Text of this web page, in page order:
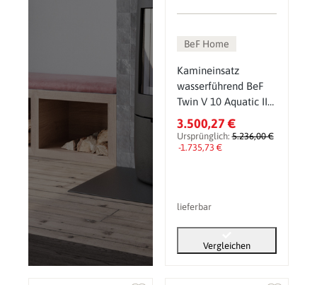
BeF Home
Kamineinsatz
wasserführend BeF
Twin V 10 Aquatic II
20 kW
3.500,27 €
Ursprünglich:5.236,00 €
-1.735,73 €
lieferbar
Vergleichen